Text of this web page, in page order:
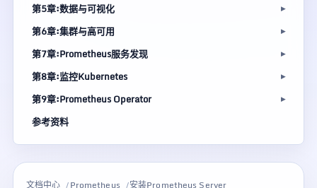
第5章:数据与可视化
第6章:集群与高可用
第7章:Prometheus服务发现
第8章:监控Kubernetes
第9章:Prometheus Operator
参考资料
文档中心 Prometheus 安装Prometheus Server